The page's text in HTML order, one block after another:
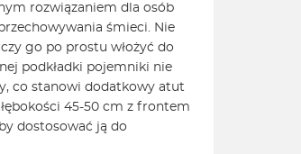
rozwiązaniem dla osób
śmieci. Nie
go po prostu włożyć do
podkładki pojemniki nie
co stanowi dodatkowy atut
45-50 cm z frontem
dostosować ją do